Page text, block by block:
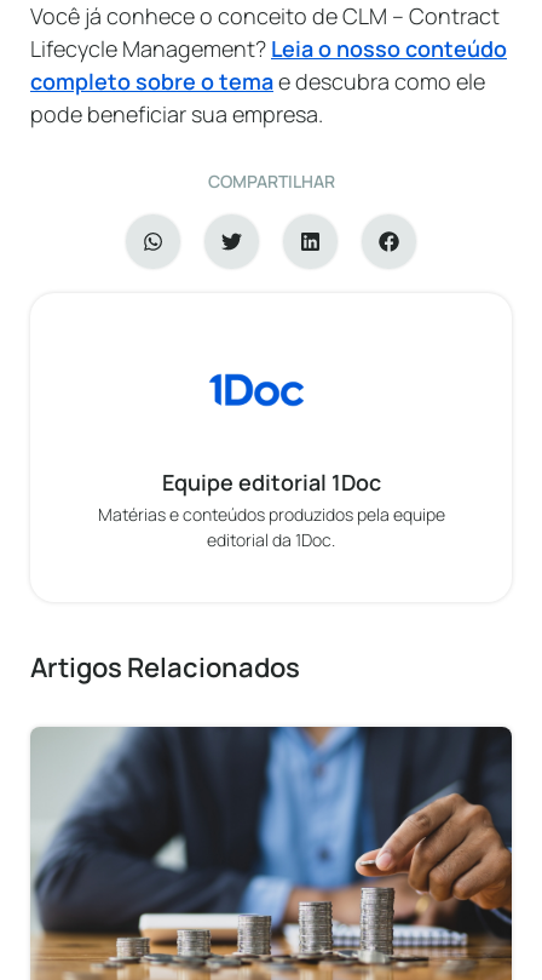
Você já conhece o conceito de CLM – Contract
Lifecycle Management? Leia o nosso conteúdo
completo sobre o temae descubra como ele
pode beneficiar sua empresa.
COMPARTILHAR
Equipe editorial 1Doc
Matérias e conteúdos produzidos pela equipe
editorial da 1Doc.
Artigos Relacionados